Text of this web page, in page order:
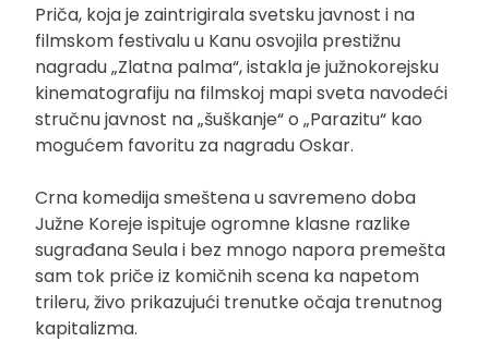
Priča, koja je zaintrigirala svetsku javnost i na
filmskom festivalu u Kanu osvojila prestižnu
nagradu „Zlatna palma“, istakla je južnokorejsku
kinematografiju na filmskoj mapi sveta navodeći
stručnu javnost na „šuškanje“ o „Parazitu“ kao
mogućem favoritu za nagradu Oskar.
Crna komedija smeštena u savremeno doba
Južne Koreje ispituje ogromne klasne razlike
sugrađana Seula i bez mnogo napora premešta
sam tok priče iz komičnih scena ka napetom
trileru, živo prikazujući trenutke očaja trenutnog
kapitalizma.